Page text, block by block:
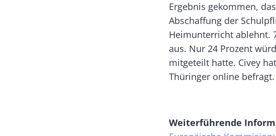
Ergebnis gekommen,
Abschaffung der
Heimunterricht ablehnt.
aus. Nur 24 Prozent
mitgeteilt hatte. Civey
Thüringer online befragt.
Weiterführende